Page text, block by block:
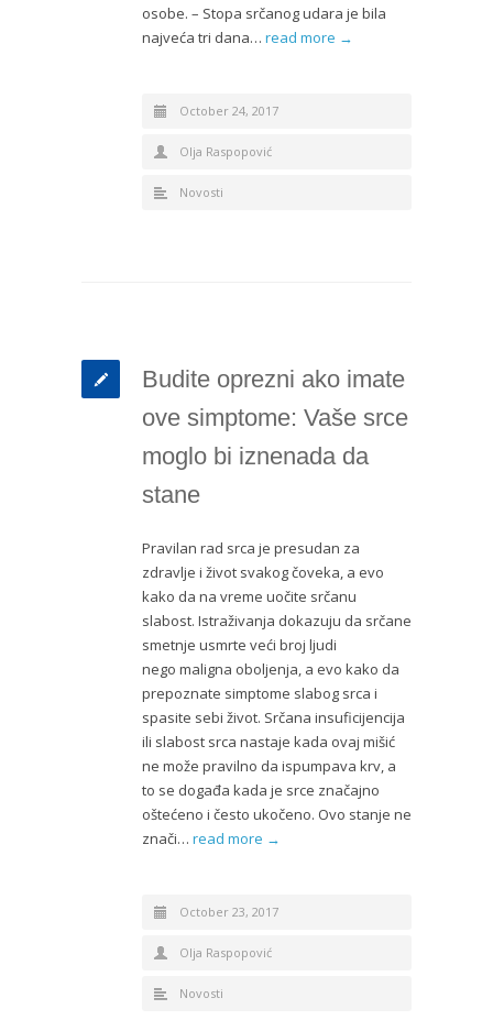
osobe. – Stopa srčanog udara je bila
najveća tri dana… read more →
October 24, 2017
Olja Raspopović
Novosti
Budite oprezni ako imate
ove simptome: Vaše srce
moglo bi iznenada da
stane
Pravilan rad srca je presudan za
zdravlje i život svakog čoveka, a evo
kako da na vreme uočite srčanu
slabost. Istraživanja dokazuju da srčane
smetnje usmrte veći broj ljudi
nego maligna oboljenja, a evo kako da
prepoznate simptome slabog srca i
spasite sebi život. Srčana insuficijencija
ili slabost srca nastaje kada ovaj mišić
ne može pravilno da ispumpava krv, a
to se događa kada je srce značajno
oštećeno i često ukočeno. Ovo stanje ne
znači… read more →
October 23, 2017
Olja Raspopović
Novosti